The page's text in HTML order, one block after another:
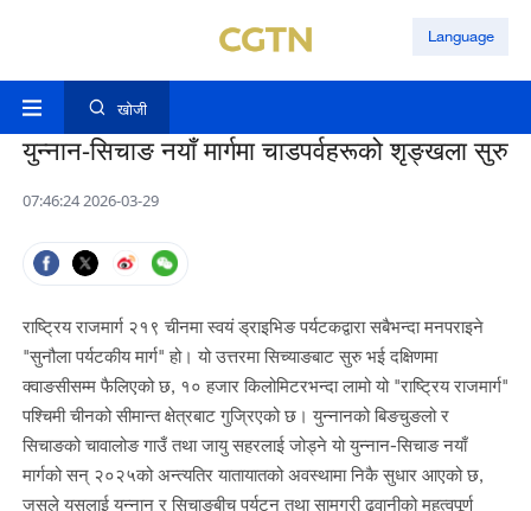
Language
खोजी
युन्नान-सिचाङ नयाँ मार्गमा चाडपर्वहरूको शृङ्खला सुरु
07:46:24 2026-03-29
राष्ट्रिय राजमार्ग २१९ चीनमा स्वयं ड्राइभिङ पर्यटकद्वारा सबैभन्दा मनपराइने
"सुनौला पर्यटकीय मार्ग" हो। यो उत्तरमा सिच्याङबाट सुरु भई दक्षिणमा
क्वाङसीसम्म फैलिएको छ, १० हजार किलोमिटरभन्दा लामो यो "राष्ट्रिय राजमार्ग"
पश्चिमी चीनको सीमान्त क्षेत्रबाट गुज्रिएको छ। युन्नानको बिङचुङलो र
सिचाङको चावालोङ गाउँ तथा जायु सहरलाई जोड्ने यो युन्नान-सिचाङ नयाँ
मार्गको सन् २०२५को अन्त्यतिर यातायातको अवस्थामा निकै सुधार आएको छ,
जसले यसलाई युन्नान र सिचाङबीच पर्यटन तथा सामग्री ढुवानीको महत्वपूर्ण